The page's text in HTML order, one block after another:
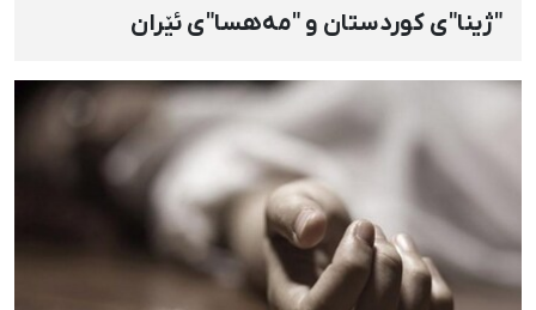
"ژینا"ی کوردستان و "مەهسا"ی ئێران